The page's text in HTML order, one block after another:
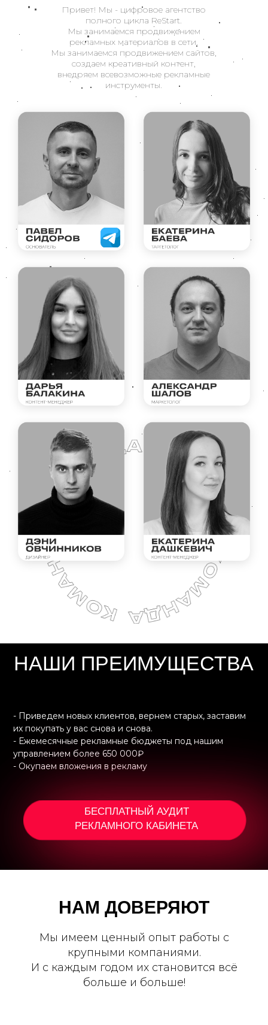
БЕСПЛАТНЫЙ АУДИТ
РЕКЛАМНОГО КАБИНЕТА
- Приведем новых клиентов, вернем старых, заставим
их покупать у вас снова и снова.
- Ежемесячные рекламные бюджеты под нашим
НАШИ ПРЕИМУЩЕСТВА
НАМ ДОВЕРЯЮТ
Мы имеем ценный опыт работы с
крупными компаниями.
И с каждым годом их становится всё
больше и больше!
НАШИ КОСМО-КЕЙСЫ